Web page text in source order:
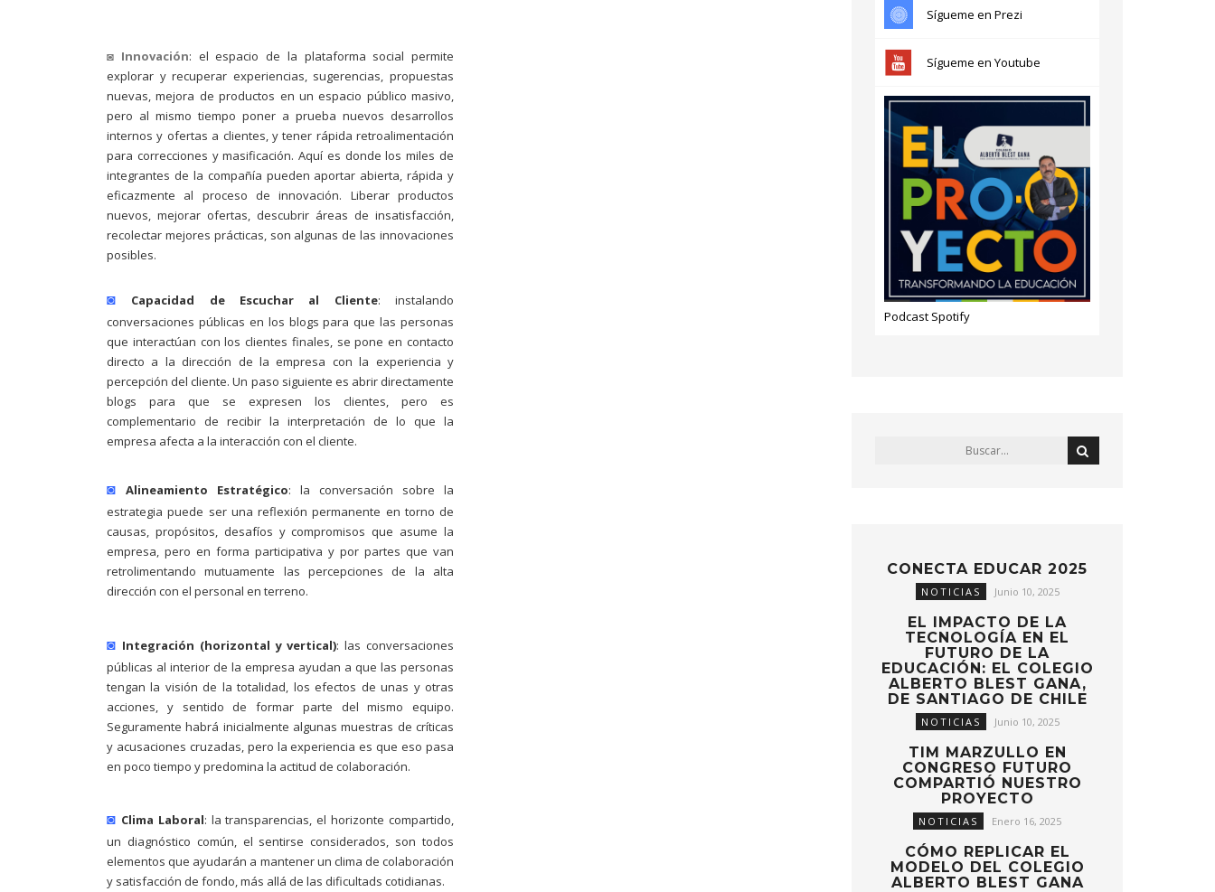
◙ Innovación: el espacio de la plataforma social permite
explorar y recuperar experiencias, sugerencias, propuestas
nuevas, mejora de productos en un espacio público masivo,
pero al mismo tiempo poner a prueba nuevos desarrollos
internos y ofertas a clientes, y tener rápida retroalimentación
para correcciones y masificación. Aquí es donde los miles de
integrantes de la compañía pueden aportar abierta, rápida y
eficazmente al proceso de innovación. Liberar productos
nuevos, mejorar ofertas, descubrir áreas de insatisfacción,
recolectar mejores prácticas, son algunas de las innovaciones
posibles.
◙ Capacidad de Escuchar al Cliente: instalando
conversaciones públicas en los blogs para que las personas
que interactúan con los clientes finales, se pone en contacto
directo a la dirección de la empresa con la experiencia y
percepción del cliente. Un paso siguiente es abrir directamente
blogs para que se expresen los clientes, pero es
complementario de recibir la interpretación de lo que la
empresa afecta a la interacción con el cliente.
◙ Alineamiento Estratégico: la conversación sobre la
estrategia puede ser una reflexión permanente en torno de
causas, propósitos, desafíos y compromisos que asume la
empresa, pero en forma participativa y por partes que van
retrolimentando mutuamente las percepciones de la alta
dirección con el personal en terreno.
◙ Integración (horizontal y vertical): las conversaciones
públicas al interior de la empresa ayudan a que las personas
tengan la visión de la totalidad, los efectos de unas y otras
acciones, y sentido de formar parte del mismo equipo.
Seguramente habrá inicialmente algunas muestras de críticas
y acusaciones cruzadas, pero la experiencia es que eso pasa
en poco tiempo y predomina la actitud de colaboración.
◙ Clima Laboral: la transparencias, el horizonte compartido,
un diagnóstico común, el sentirse considerados, son todos
elementos que ayudarán a mantener un clima de colaboración
y satisfacción de fondo, más allá de las dificultads cotidianas.
Sígueme en Prezi
Sígueme en Youtube
Podcast Spotify
CONECTA EDUCAR 2025
NOTICIAS Junio 10, 2025
EL IMPACTO DE LA
TECNOLOGÍA EN EL
FUTURO DE LA
EDUCACIÓN: EL COLEGIO
ALBERTO BLEST GANA,
DE SANTIAGO DE CHILE
NOTICIAS Junio 10, 2025
TIM MARZULLO EN
CONGRESO FUTURO
COMPARTIÓ NUESTRO
PROYECTO
NOTICIAS Enero 16, 2025
CÓMO REPLICAR EL
MODELO DEL COLEGIO
ALBERTO BLEST GANA